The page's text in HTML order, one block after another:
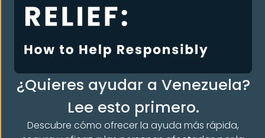
LA
¿Quieres ayudar a Venezuela?
Lee esto primero.
Descubre cómo ofrecer la ayuda más rápida,